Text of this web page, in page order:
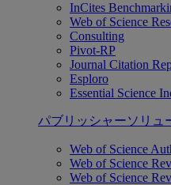
InCites
Web of Science
Consulting
Pivot-RP
Journal Citation
Esploro
Essential Science
パブリッシャーソリュ
Web of Science
Web of Science
Web of Science